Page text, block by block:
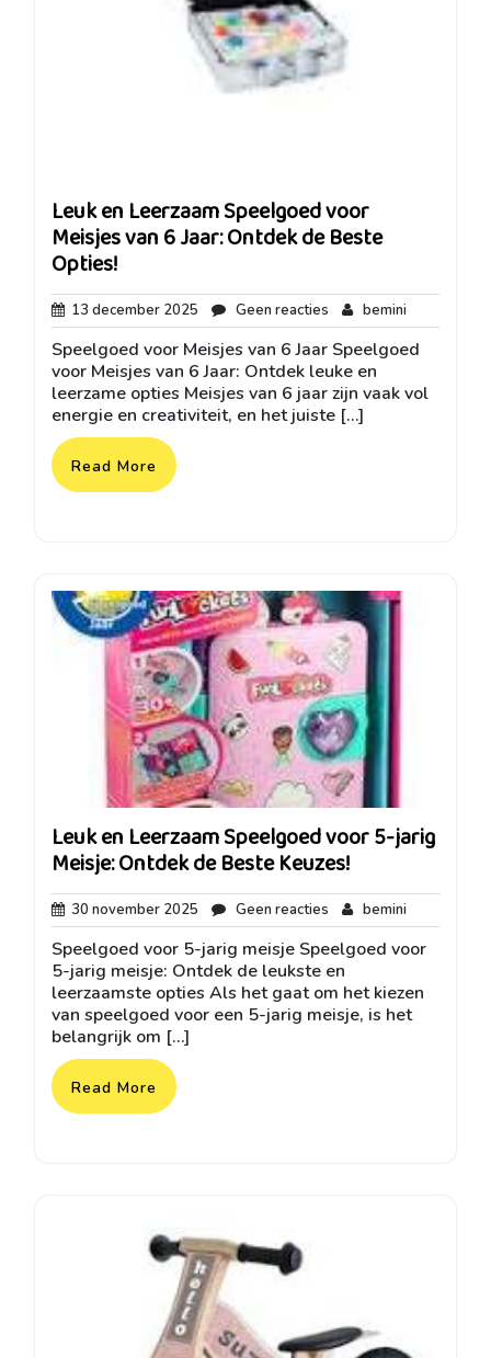
Leuk en Leerzaam Speelgoed voor
Meisjes van 6 Jaar: Ontdek de Beste
Opties!
13 december 2025 13
december
2025
Geen reacties Geen
reacties
bemini
Speelgoed voor Meisjes van 6 Jaar Speelgoed
voor Meisjes van 6 Jaar: Ontdek leuke en
leerzame opties Meisjes van 6 jaar zijn vaak vol
energie en creativiteit, en het juiste […]
Read More
Leuk en Leerzaam Speelgoed voor 5-jarig
Meisje: Ontdek de Beste Keuzes!
30 november 2025 30
november
2025
Geen reacties Geen
reacties
bemini
Speelgoed voor 5-jarig meisje Speelgoed voor
5-jarig meisje: Ontdek de leukste en
leerzaamste opties Als het gaat om het kiezen
van speelgoed voor een 5-jarig meisje, is het
belangrijk om […]
Read More